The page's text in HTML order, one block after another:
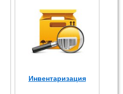
Инвентаризация